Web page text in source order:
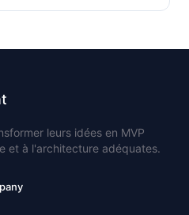
leurs idées en MVP
et à l'architecture adéquates.